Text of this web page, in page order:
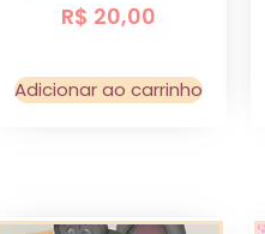
R$ 20,00
Adicionar ao carrinho